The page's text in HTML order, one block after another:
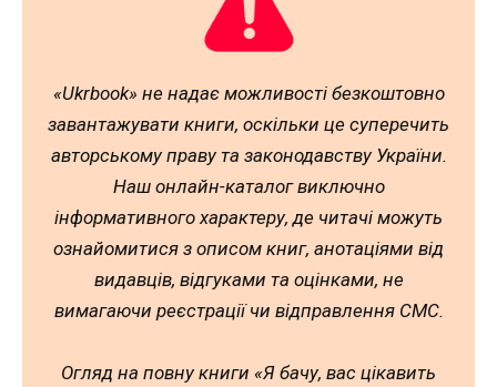
«Ukrbook» не надає можливості безкоштовно
завантажувати книги, оскільки це суперечить
авторському праву та законодавству України.
Наш онлайн-каталог виключно
інформативного характеру, де читачі можуть
ознайомитися з описом книг, анотаціями від
видавців, відгуками та оцінками, не
вимагаючи реєстрації чи відправлення СМС.
Огляд на повну книги «Я бачу, вас цікавить